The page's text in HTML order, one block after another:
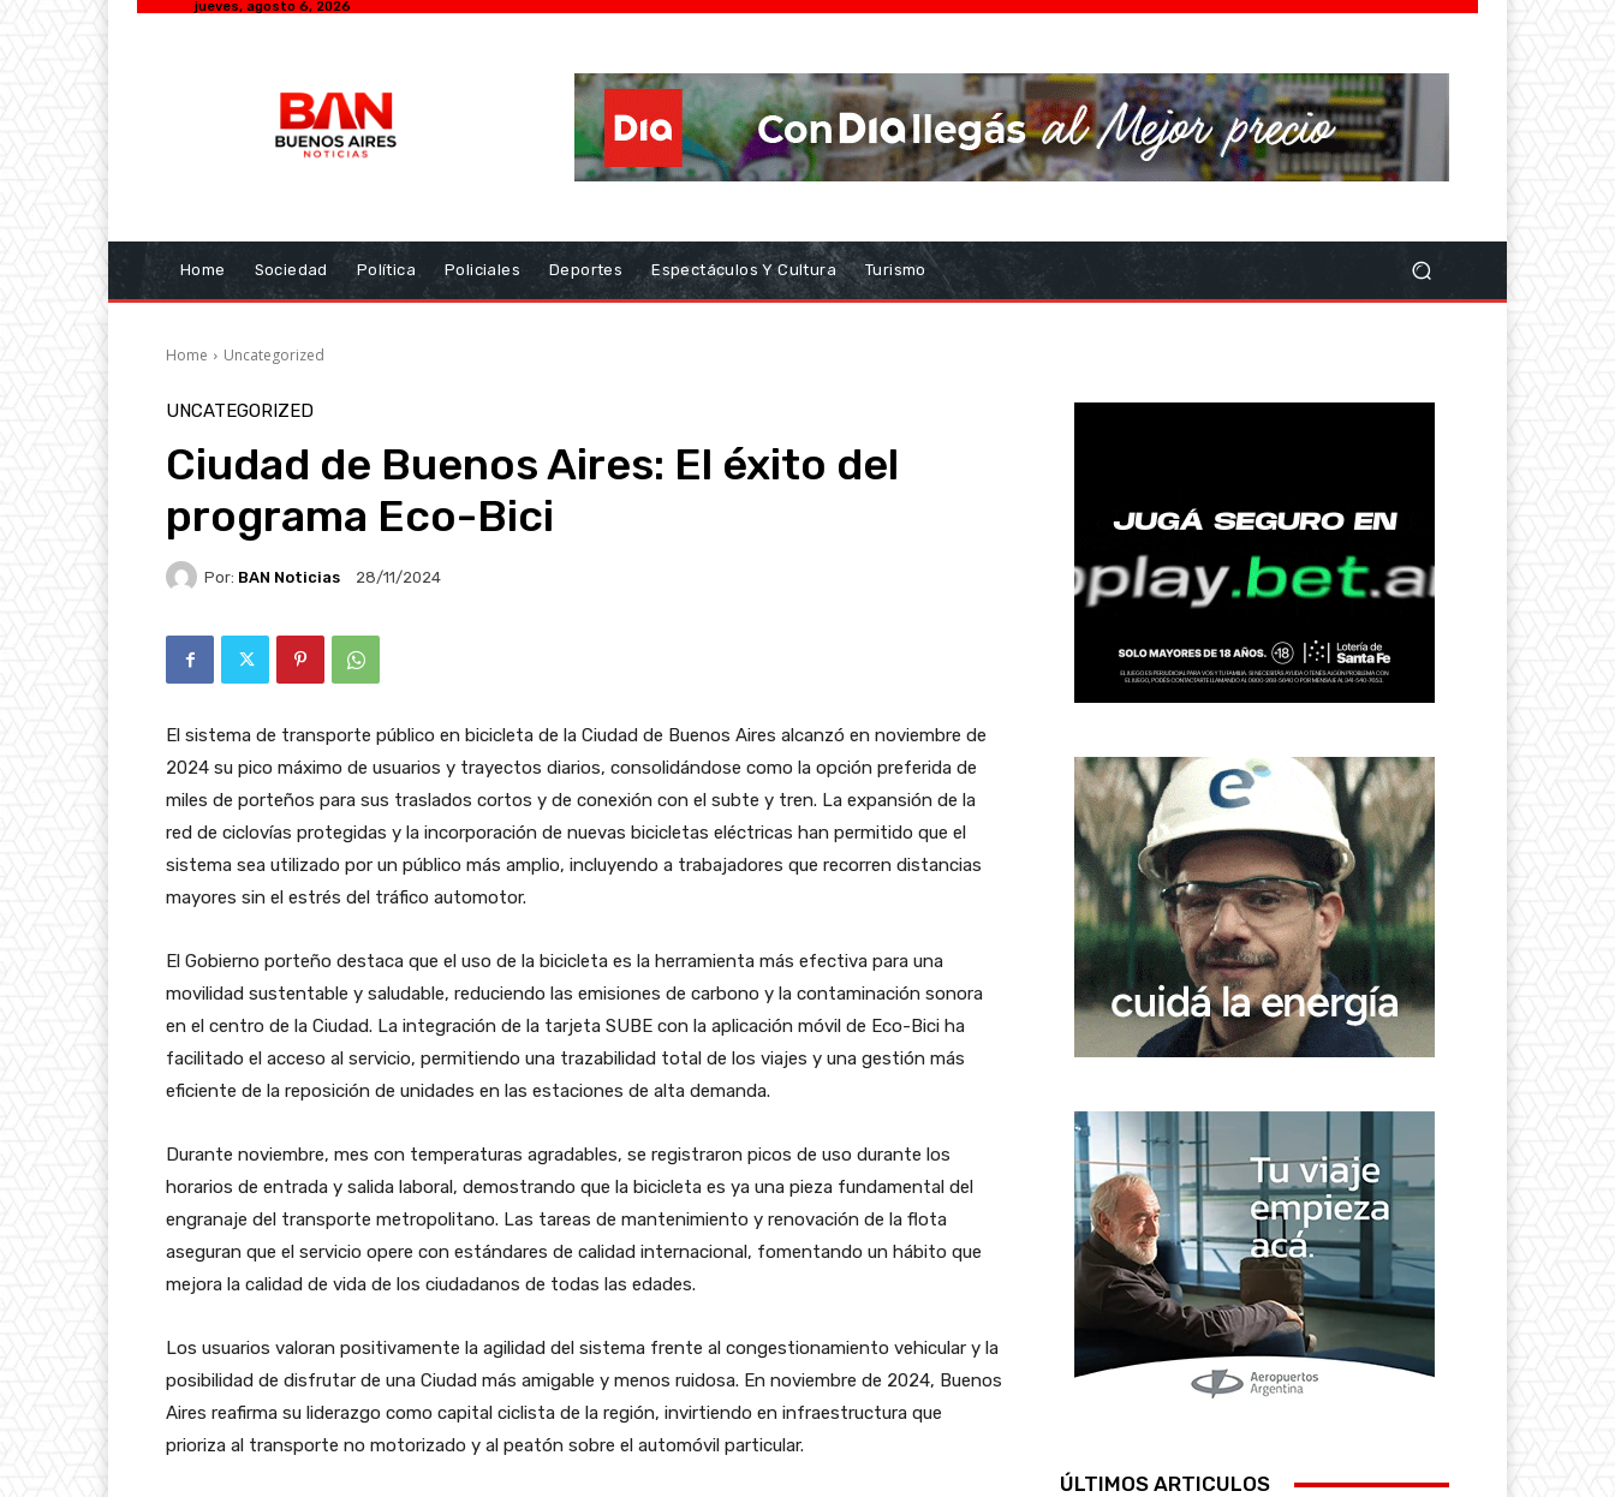
jueves, agosto 6, 2026
Home Sociedad Política Policiales Deportes Espectáculos Y Cultura Turismo
Home Uncategorized
UNCATEGORIZED
Ciudad de Buenos Aires: El éxito del
programa Eco-Bici
Por: BAN Noticias 28/11/2024
El sistema de transporte público en bicicleta de la Ciudad de Buenos Aires alcanzó en noviembre de
2024 su pico máximo de usuarios y trayectos diarios, consolidándose como la opción preferida de
miles de porteños para sus traslados cortos y de conexión con el subte y tren. La expansión de la
red de ciclovías protegidas y la incorporación de nuevas bicicletas eléctricas han permitido que el
sistema sea utilizado por un público más amplio, incluyendo a trabajadores que recorren distancias
mayores sin el estrés del tráfico automotor.
El Gobierno porteño destaca que el uso de la bicicleta es la herramienta más efectiva para una
movilidad sustentable y saludable, reduciendo las emisiones de carbono y la contaminación sonora
en el centro de la Ciudad. La integración de la tarjeta SUBE con la aplicación móvil de Eco-Bici ha
facilitado el acceso al servicio, permitiendo una trazabilidad total de los viajes y una gestión más
eficiente de la reposición de unidades en las estaciones de alta demanda.
Durante noviembre, mes con temperaturas agradables, se registraron picos de uso durante los
horarios de entrada y salida laboral, demostrando que la bicicleta es ya una pieza fundamental del
engranaje del transporte metropolitano. Las tareas de mantenimiento y renovación de la flota
aseguran que el servicio opere con estándares de calidad internacional, fomentando un hábito que
mejora la calidad de vida de los ciudadanos de todas las edades.
Los usuarios valoran positivamente la agilidad del sistema frente al congestionamiento vehicular y la
posibilidad de disfrutar de una Ciudad más amigable y menos ruidosa. En noviembre de 2024, Buenos
Aires reafirma su liderazgo como capital ciclista de la región, invirtiendo en infraestructura que
prioriza al transporte no motorizado y al peatón sobre el automóvil particular.
ÚLTIMOS ARTICULOS